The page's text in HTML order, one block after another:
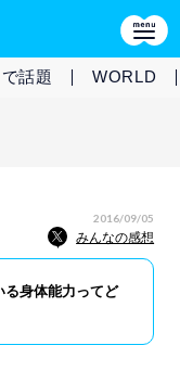
話題 WORLD
2016/09/05
みんなの感想
る身体能力ってど